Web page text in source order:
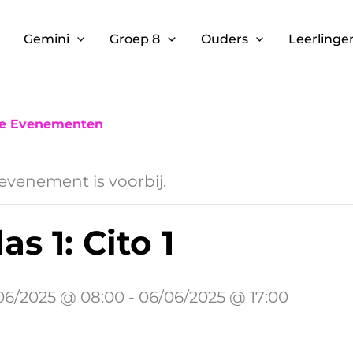
Gemini Groep 8 Ouders
Evenementen
is voorbij.
1: Cito 1
2025 @ 08:00 - 06/06/2025 @ 17:00